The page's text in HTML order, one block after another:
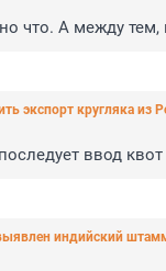
что. А между тем,
экспорт кругляка из
ввод
индийский